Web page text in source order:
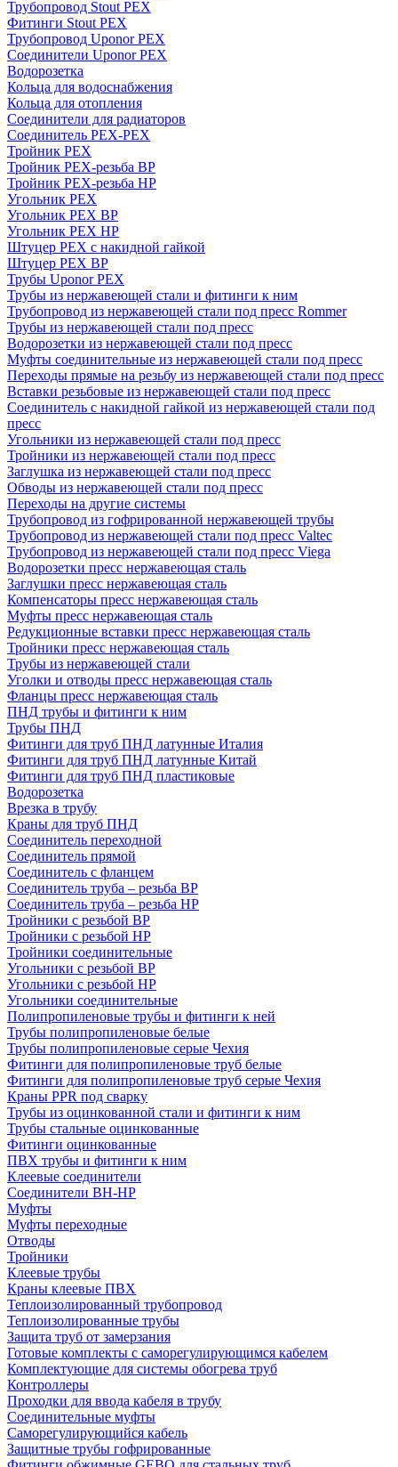
Трубопровод Stout PEX
Фитинги Stout PEX
Трубопровод Uponor PEX
Соединители Uponor PEX
Водорозетка
Кольца для водоснабжения
Кольца для отопления
Соединители для радиаторов
Соединитель PEX-PEX
Тройник PEX
Тройник PEX-резьба ВР
Тройник PEX-резьба НР
Угольник PEX
Угольник PEX ВР
Угольник PEX НР
Штуцер PEX c накидной гайкой
Штуцер PEX ВР
Трубы Uponor PEX
Трубы из нержавеющей стали и фитинги к ним
Трубопровод из нержавеющей стали под пресс Rommer
Трубы из нержавеющей стали под пресс
Водорозетки из нержавеющей стали под пресс
Муфты соединительные из нержавеющей стали под пресс
Переходы прямые на резьбу из нержавеющей стали под пресс
Вставки резьбовые из нержавеющей стали под пресс
Соединитель с накидной гайкой из нержавеющей стали под
пресс
Угольники из нержавеющей стали под пресс
Тройники из нержавеющей стали под пресс
Заглушка из нержавеющей стали под пресс
Обводы из нержавеющей стали под пресс
Переходы на другие системы
Трубопровод из гофрированной нержавеющей трубы
Трубопровод из нержавеющей стали под пресс Valtec
Трубопровод из нержавеющей стали под пресс Viega
Водорозетки пресс нержавеющая сталь
Заглушки пресс нержавеющая сталь
Компенсаторы пресс нержавеющая сталь
Муфты пресс нержавеющая сталь
Редукционные вставки пресс нержавеющая сталь
Тройники пресс нержавеющая сталь
Трубы из нержавеющей стали
Уголки и отводы пресс нержавеющая сталь
Фланцы пресс нержавеющая сталь
ПНД трубы и фитинги к ним
Трубы ПНД
Фитинги для труб ПНД латунные Италия
Фитинги для труб ПНД латунные Китай
Фитинги для труб ПНД пластиковые
Водорозетка
Врезка в трубу
Краны для труб ПНД
Соединитель переходной
Соединитель прямой
Соединитель с фланцем
Соединитель труба – резьба ВР
Соединитель труба – резьба НР
Тройники с резьбой ВР
Тройники с резьбой НР
Тройники соединительные
Угольники с резьбой ВР
Угольники с резьбой НР
Угольники соединительные
Полипропиленовые трубы и фитинги к ней
Трубы полипропиленовые белые
Трубы полипропиленовые серые Чехия
Фитинги для полипропиленовые труб белые
Фитинги для полипропиленовые труб серые Чехия
Краны PPR под сварку
Трубы из оцинкованной стали и фитинги к ним
Трубы стальные оцинкованные
Фитинги оцинкованные
ПВХ трубы и фитинги к ним
Клеевые соединители
Соединители ВН-НР
Муфты
Муфты переходные
Отводы
Тройники
Клеевые трубы
Краны клеевые ПВХ
Теплоизолированный трубопровод
Теплоизолированные трубы
Защита труб от замерзания
Готовые комплекты с саморегулирующимся кабелем
Комплектующие для системы обогрева труб
Контроллеры
Проходки для ввода кабеля в трубу
Соединительные муфты
Саморегулирующийся кабель
Защитные трубы гофрированные